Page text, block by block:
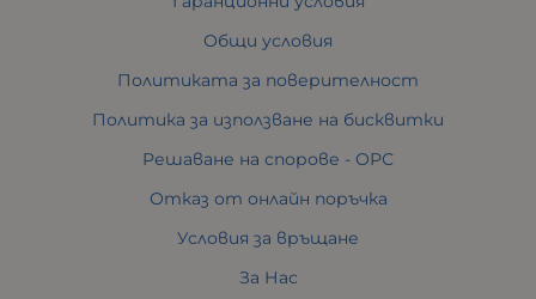
Общи условия
Политиката за поверителност
Политика за използване на бисквитки
Решаване на спорове - ОРС
Отказ от онлайн поръчка
Условия за връщане
За Нас